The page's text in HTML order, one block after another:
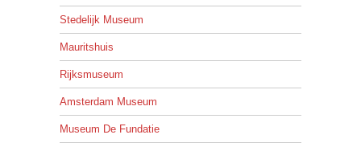
Stedelijk Museum
Mauritshuis
Rijksmuseum
Amsterdam Museum
Museum De Fundatie